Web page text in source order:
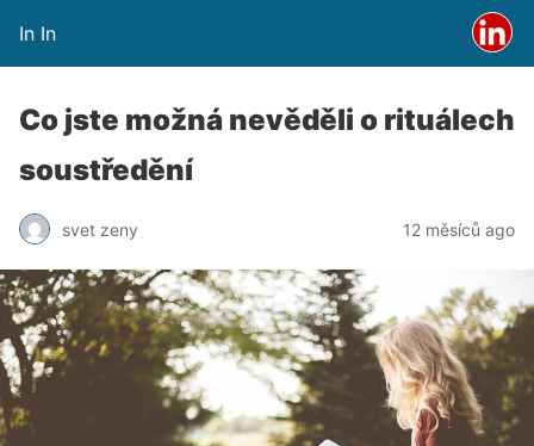
In In
Co jste možná nevěděli o rituálech
soustředění
svet zeny 12 měsíců ago